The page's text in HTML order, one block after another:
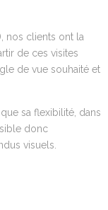
nos clients ont la
de ces visites
de vue souhaité et
sa flexibilité, dans
donc
visuels.